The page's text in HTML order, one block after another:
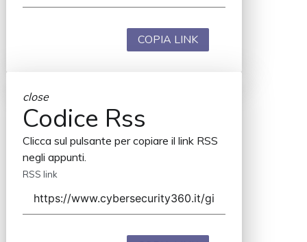
COPIA LINK
close
Codice Rss
Clicca sul pulsante per copiare il link RSS
negli appunti.
RSS link